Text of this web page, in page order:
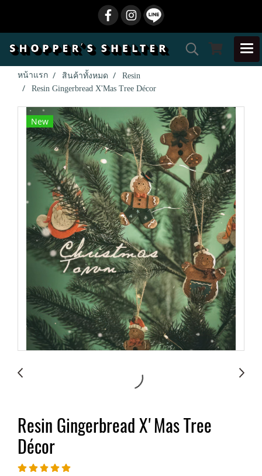
หน้าแรก สินค้าทั้งหมด
Resin
Resin Gingerbread X'Mas Tree Décor
New
Resin Gingerbread X'Mas Tree
Décor